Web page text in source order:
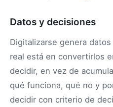
Datos y decisiones
Digitalizarse genera
real está en convertirlos
decidir, en vez de
qué funciona, qué no y
decidir con criterio de